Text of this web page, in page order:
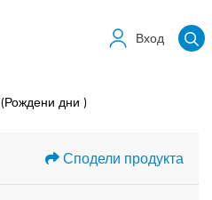
Вход
(Рождени дни )
Сподели продукта